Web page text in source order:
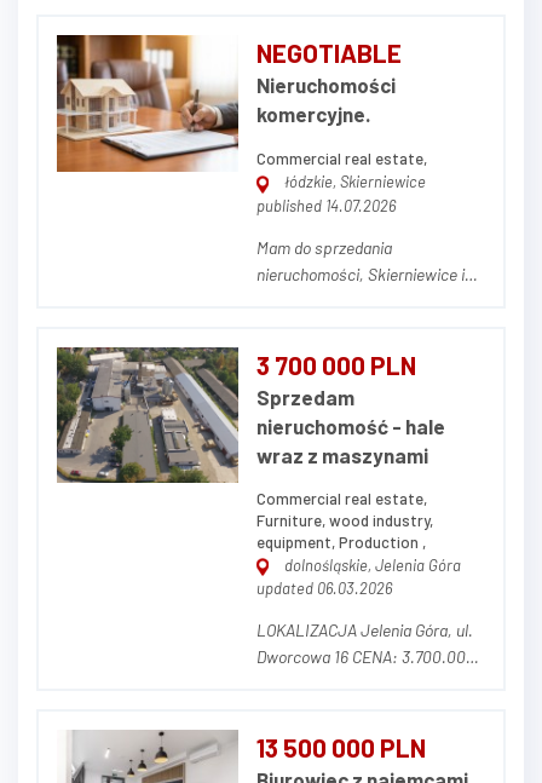
gruntowa zabudowana
składająca się z trzech działek
ewidencyjnych o numerach 72/1,
72/2, 80,6 o łącznej powierzchni
5,7030 ha, położnych w J...
NEGOTIABLE
Nieruchomości
komercyjne.
Commercial real estate,
łódzkie, Skierniewice
published 14.07.2026
Mam do sprzedania
nieruchomości, Skierniewice i
sieciowi. Podpisane umowy
długoterminowe, w kilku
przypadkach. - trzeci raz na 10
lat. Więcej informacji
telefonicznie Zdjęcie poglądowe
3 700 000 PLN
Sprzedam
nieruchomość - hale
wraz z maszynami
Commercial real estate,
Furniture, wood industry,
equipment, Production ,
dolnośląskie, Jelenia Góra
updated 06.03.2026
LOKALIZACJA Jelenia Góra, ul.
Dworcowa 16 CENA: 3.700.000,
NIERUCHOMOŚCI Działka o
powierzchni 14.681 m² (w tym
13 500 000 PLN